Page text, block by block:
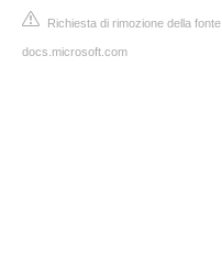
Richiesta di rimozione della fonte
docs.microsoft.com